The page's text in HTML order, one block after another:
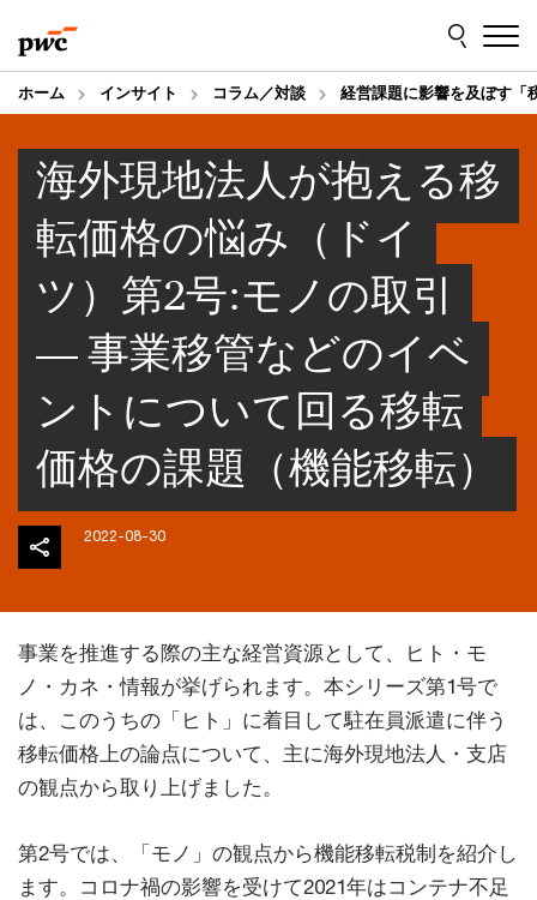
to
content
to
footer
ホーム インサイト コラム／対談 経営課題に影響を及ぼす「
海外現地法人が抱える移
転価格の悩み（ドイ
ツ）第2号:モノの取引
― 事業移管などのイベ
ントについて回る移転
価格の課題（機能移転）
2022-08-30
事業を推進する際の主な経営資源として、ヒト・モ
ノ・カネ・情報が挙げられます。本シリーズ第1号で
は、このうちの「ヒト」に着目して駐在員派遣に伴う
移転価格上の論点について、主に海外現地法人・支店
の観点から取り上げました。
第2号では、「モノ」の観点から機能移転税制を紹介し
ます。コロナ禍の影響を受けて2021年はコンテナ不足